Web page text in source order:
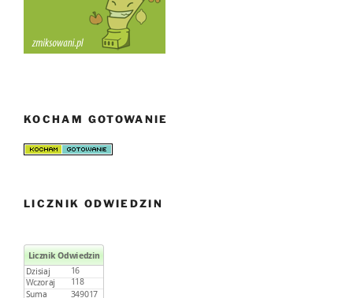
KOCHAM GOTOWANIE
LICZNIK ODWIEDZIN